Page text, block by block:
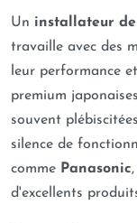
Un installateur
travaille avec des
leur performance
premium japonaises
souvent
silence de
comme Panasonic,
d'excellents